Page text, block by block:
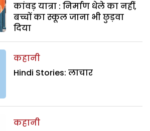
कांवड़ यात्रा : निर्माण धेले का नहीं,
बच्चों का स्कूल जाना भी छुड़वा
दिया
कहानी
Hindi Stories: लाचार
कहानी